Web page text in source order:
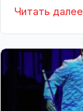
Читать далее